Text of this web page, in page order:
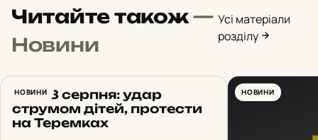
Читайте також—
Новини
Усі матеріали
розділу
НОВИНИ
Київ 8 серпня: удар
струмом дітей, протести
на Теремках
НОВИНИ